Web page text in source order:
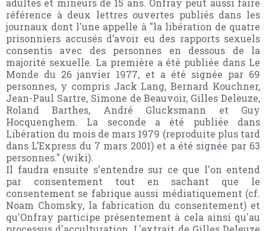
adultes et mineurs de 15 ans. Onfray peut aussi faire
référence à deux lettres ouvertes publiés dans les
journaux dont l'une appelle à "la libération de quatre
prisonniers accusés d’avoir eu des rapports sexuels
consentis avec des personnes en dessous de la
majorité sexuelle. La première a été publiée dans Le
Monde du 26 janvier 1977, et a été signée par 69
personnes, y compris Jack Lang, Bernard Kouchner,
Jean-Paul Sartre, Simone de Beauvoir, Gilles Deleuze,
Roland Barthes, André Glucksmann et Guy
Hocquenghem. La seconde a été publiée dans
Libération du mois de mars 1979 (reproduite plus tard
dans L’Express du 7 mars 2001) et a été signée par 63
personnes." (wiki).
Il faudra ensuite s'entendre sur ce que l'on entend
par consentement tout en sachant que le
consentement se fabrique aussi médiatiquement (cf.
Noam Chomsky, la fabrication du consentement) et
qu'Onfray participe présentement à cela ainsi qu'au